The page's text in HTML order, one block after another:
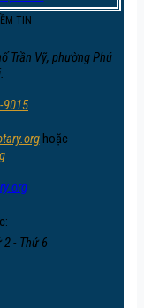
TIN
Trần Vỹ, phường Phú
9015
hoặc
2 - Thứ 6